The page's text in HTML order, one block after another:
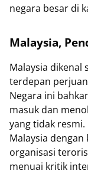
negara besar di
Malaysia,
Malaysia dikenal
terdepan
Negara ini
masuk dan
yang tidak
Malaysia
organisasi
menuai kritik